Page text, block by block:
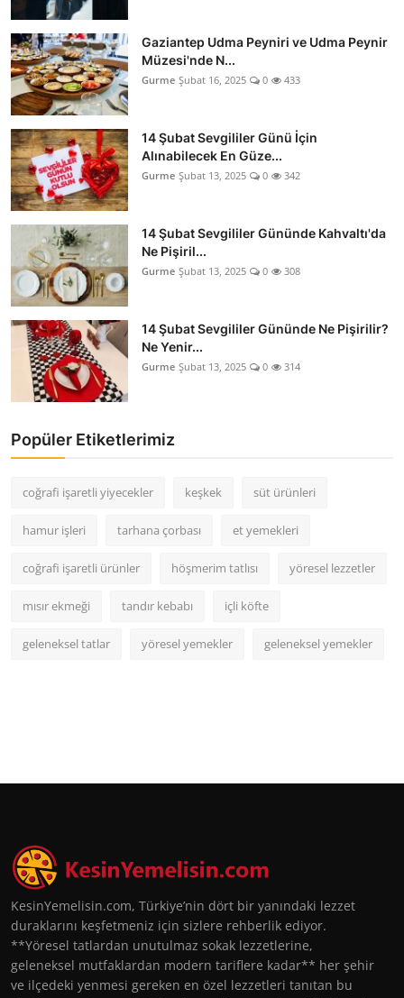
Gaziantep Udma Peyniri ve Udma Peynir
Müzesi'nde N...
Gurme Şubat 16, 2025 0 433
14 Şubat Sevgililer Günü İçin
Alınabilecek En Güze...
Gurme Şubat 13, 2025 0 342
14 Şubat Sevgililer Gününde Kahvaltı'da
Ne Pişiril...
Gurme Şubat 13, 2025 0 308
14 Şubat Sevgililer Gününde Ne Pişirilir?
Ne Yenir...
Gurme Şubat 13, 2025 0 314
Popüler Etiketlerimiz
coğrafi işaretli yiyecekler keşkek süt ürünleri
hamur işleri tarhana çorbası et yemekleri
coğrafi işaretli ürünler höşmerim tatlısı yöresel lezzetler
mısır ekmeği tandır kebabı içli köfte
geleneksel tatlar yöresel yemekler geleneksel yemekler
KesinYemelisin.com, Türkiye’nin dört bir yanındaki lezzet
duraklarını keşfetmeniz için sizlere rehberlik ediyor.
**Yöresel tatlardan unutulmaz sokak lezzetlerine,
geleneksel mutfaklardan modern tariflere kadar** her şehir
ve ilçedeki yenmesi gereken en özel lezzetleri tanıtan bu